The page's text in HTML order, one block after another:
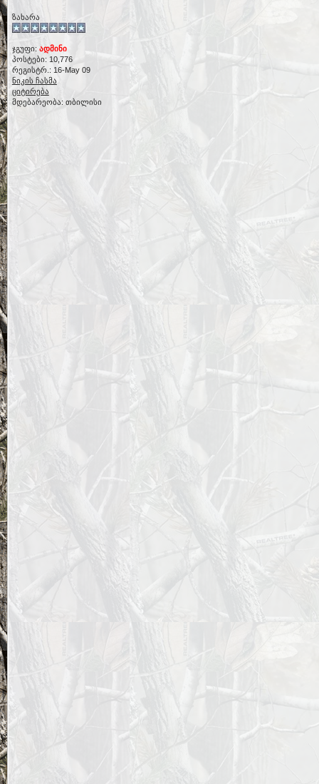
ზახარა
ჯგუფი: ადმინი
პოსტები: 10,776
რეგისტრ.: 16-May 09
ნიკის ჩასმა
ციტირება
მდებარეობა: თბილისი